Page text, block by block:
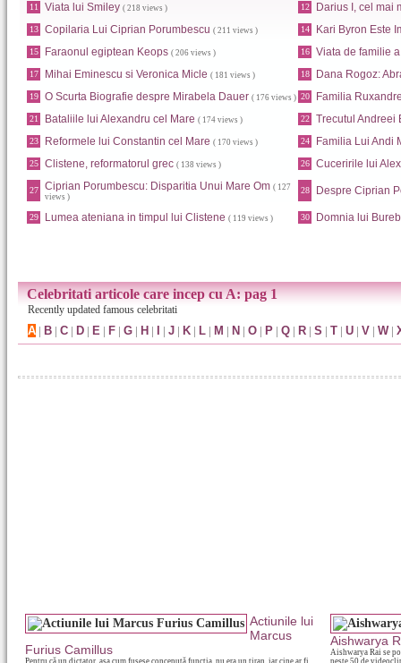
11 Viata lui Smiley ( 218 views ) 12 Darius I, cel mai
13 Copilaria Lui Ciprian Porumbescu ( 211 views ) 14 Kari Byron Este
15 Faraonul egiptean Keops ( 206 views ) 16 Viata de familie
17 Mihai Eminescu si Veronica Micle ( 181 views ) 18 Dana Rogoz:
19 O Scurta Biografie despre Mirabela Dauer ( 176 views ) 20 Familia
21 Bataliile lui Alexandru cel Mare ( 174 views ) 22 Trecutul Andreei
23 Reformele lui Constantin cel Mare ( 170 views ) 24 Familia Lui Andi
25 Clistene, reformatorul grec ( 138 views ) 26 Cuceririle lui
27 Ciprian Porumbescu: Disparitia Unui Mare Om ( 127
views )
28 Despre Ciprian
29 Lumea ateniana in timpul lui Clistene ( 119 views ) 30 Domnia lui
Celebritati articole care incep cu A: pag 1
Recently updated famous celebritati
A | B | C | D | E | F | G | H | | J | K | L | M | N | O | P | Q | R | S | T | U | V | W|
Actiunile lui
Marcus
Furius Camillus
Pentru că un dictator, aşa cum fusese concepută funcţia, nu era un tiran, iar cine ar fi
Aishwarya
Aishwarya Rai se
peste 50 de